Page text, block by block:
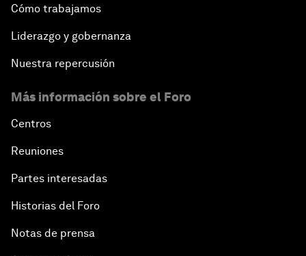
Cómo trabajamos
Liderazgo y gobernanza
Nuestra repercusión
Más información sobre el Foro
Centros
Reuniones
Partes interesadas
Historias del Foro
Notas de prensa